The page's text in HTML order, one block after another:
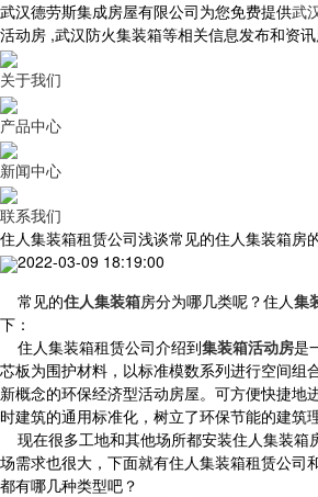
武汉德劳斯集成房屋有限公司为您免费提供武
活动房 ,武汉防火集装箱等相关信息发布和资讯
关于我们
产品中心
新闻中心
联系我们
住人集装箱租赁公司浅谈常见的住人集装箱房
2022-03-09 18:19:00
常见的住人集装箱房分为哪几类呢？住人集
下：
住人集装箱租赁公司介绍到集装箱活动房是
芯板为围护材料，以标准模数系列进行空间组
新概念的环保经济型活动房屋。可方便快捷地
时建筑的通用标准化，树立了环保节能的建筑
现在很多工地和其他场所都安装住人集装箱
场需求也很大，下面就有住人集装箱租赁公司
都有哪几种类型吧？